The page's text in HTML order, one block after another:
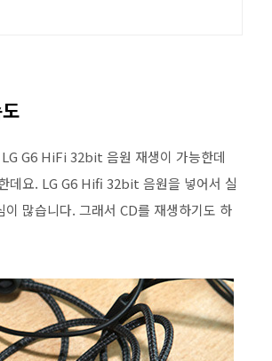
G6 HiFi 32bit 음원 재생이 가능한데
데요. LG G6 Hifi 32bit 음원을 넣어서 실
많습니다. 그래서 CD를 재생하기도 하